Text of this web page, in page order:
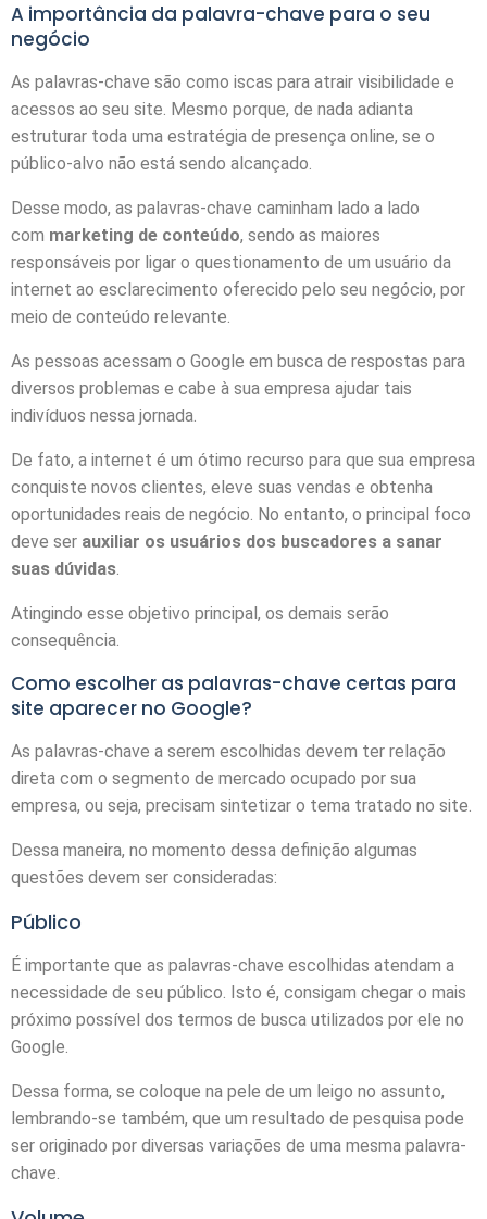
A importância da palavra-chave para o seu
negócio
As palavras-chave são como iscas para atrair visibilidade e
acessos ao seu site. Mesmo porque, de nada adianta
estruturar toda uma estratégia de presença online, se o
público-alvo não está sendo alcançado.
Desse modo, as palavras-chave caminham lado a lado
com marketing de conteúdo, sendo as maiores
responsáveis por ligar o questionamento de um usuário da
internet ao esclarecimento oferecido pelo seu negócio, por
meio de conteúdo relevante.
As pessoas acessam o Google em busca de respostas para
diversos problemas e cabe à sua empresa ajudar tais
indivíduos nessa jornada.
De fato, a internet é um ótimo recurso para que sua empresa
conquiste novos clientes, eleve suas vendas e obtenha
oportunidades reais de negócio. No entanto, o principal foco
deve ser auxiliar os usuários dos buscadores a sanar
suas dúvidas.
Atingindo esse objetivo principal, os demais serão
consequência.
Como escolher as palavras-chave certas para
site aparecer no Google?
As palavras-chave a serem escolhidas devem ter relação
direta com o segmento de mercado ocupado por sua
empresa, ou seja, precisam sintetizar o tema tratado no site.
Dessa maneira, no momento dessa definição algumas
questões devem ser consideradas:
Público
É importante que as palavras-chave escolhidas atendam a
necessidade de seu público. Isto é, consigam chegar o mais
próximo possível dos termos de busca utilizados por ele no
Google.
Dessa forma, se coloque na pele de um leigo no assunto,
lembrando-se também, que um resultado de pesquisa pode
ser originado por diversas variações de uma mesma palavra-
chave.